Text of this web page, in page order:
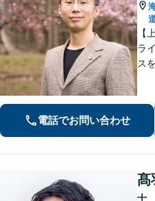
【
ラ
ス
い
く
応
電話でお問い合わせ
髙
士